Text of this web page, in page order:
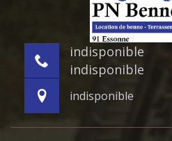
indisponible
indisponible
indisponible